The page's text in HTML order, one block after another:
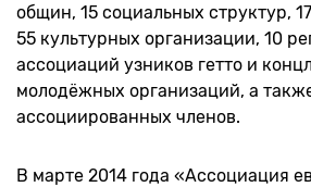
общин, 15 социальных структур,
55 культурных организации, 10
ассоциаций узников гетто и
молодёжных организаций, а
ассоциированных членов.
В марте 2014 года «Ассоциация